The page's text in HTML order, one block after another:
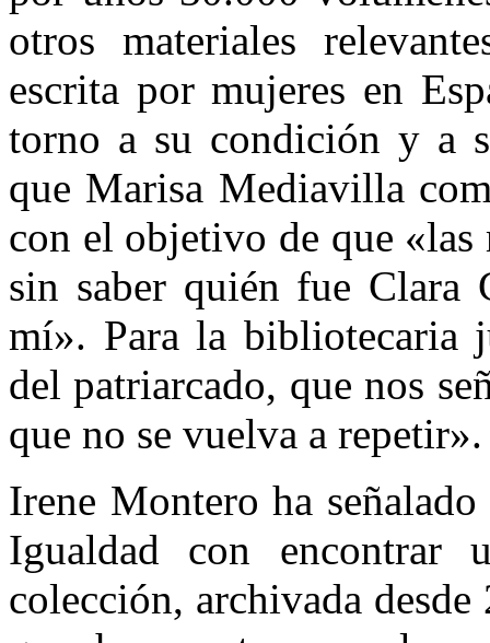
otros materiales
escrita por mujeres en
torno a su condición y a
que Marisa Mediavilla
con el objetivo de que «las
sin saber quién fue Clara
mí». Para la bibliotecaria
del patriarcado, que nos
que no se vuelva a repetir».
Irene Montero ha
Igualdad con encontrar
colección, archivada